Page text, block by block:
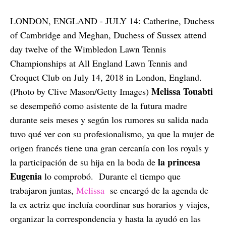
LONDON, ENGLAND - JULY 14: Catherine, Duchess
of Cambridge and Meghan, Duchess of Sussex attend
day twelve of the Wimbledon Lawn Tennis
Championships at All England Lawn Tennis and
Croquet Club on July 14, 2018 in London, England.
(Photo by Clive Mason/Getty Images) Melissa Touabti
se desempeñó como asistente de la futura madre
durante seis meses y según los rumores su salida nada
tuvo qué ver con su profesionalismo, ya que la mujer de
origen francés tiene una gran cercanía con los royals y
la participación de su hija en la boda de la princesa
Eugenia lo comprobó. Durante el tiempo que
trabajaron juntas, Melissa se encargó de la agenda de
la ex actriz que incluía coordinar sus horarios y viajes,
organizar la correspondencia y hasta la ayudó en las